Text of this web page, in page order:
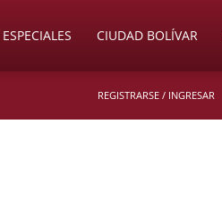
ESPECIALES CIUDAD BOLÍVAR
REGISTRARSE / INGRESAR